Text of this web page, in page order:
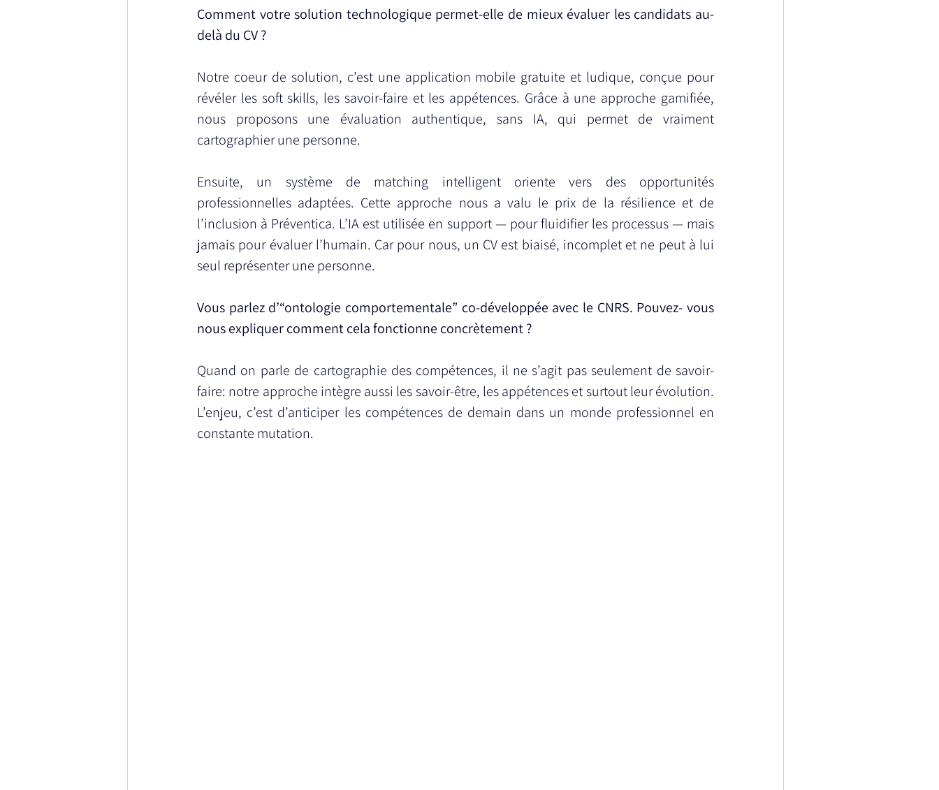
Comment votre solution technologique permet-elle de mieux évaluer les candidats au-
delà du CV ?
Notre coeur de solution, c’est une application mobile gratuite et ludique, conçue pour
révéler les soft skills, les savoir-faire et les appétences. Grâce à une approche gamifiée,
nous proposons une évaluation authentique, sans IA, qui permet de vraiment
cartographier une personne.
Ensuite, un système de matching intelligent oriente vers des opportunités
professionnelles adaptées. Cette approche nous a valu le prix de la résilience et de
l’inclusion à Préventica. L’IA est utilisée en support — pour fluidifier les processus — mais
jamais pour évaluer l’humain. Car pour nous, un CV est biaisé, incomplet et ne peut à lui
seul représenter une personne.
Vous parlez d’“ontologie comportementale” co-développée avec le CNRS. Pouvez- vous
nous expliquer comment cela fonctionne concrètement ?
Quand on parle de cartographie des compétences, il ne s’agit pas seulement de savoir-
faire: notre approche intègre aussi les savoir-être, les appétences et surtout leur évolution.
L’enjeu, c’est d’anticiper les compétences de demain dans un monde professionnel en
constante mutation.